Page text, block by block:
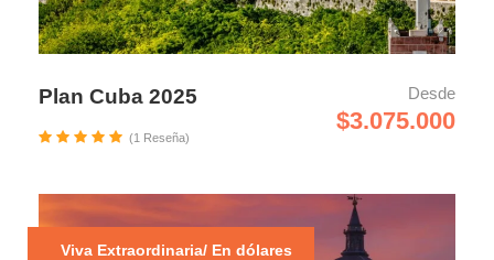
Plan Cuba 2025 Desde
$3.075.000
(1 Reseña)
Viva Extraordinaria/ En dólares